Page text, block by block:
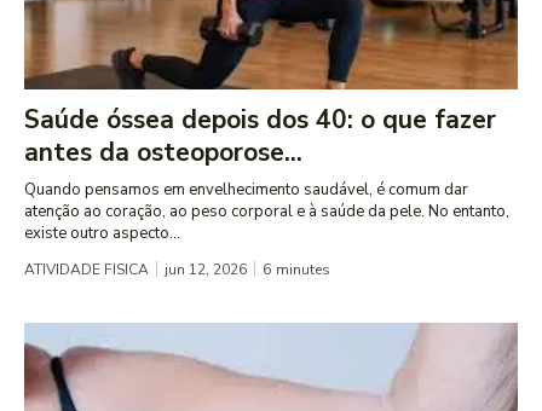
Saúde óssea depois dos 40: o que fazer
antes da osteoporose...
Quando pensamos em envelhecimento saudável, é comum dar
atenção ao coração, ao peso corporal e à saúde da pele. No entanto,
existe outro aspecto...
ATIVIDADE FISICA jun 12, 2026 6 minutes